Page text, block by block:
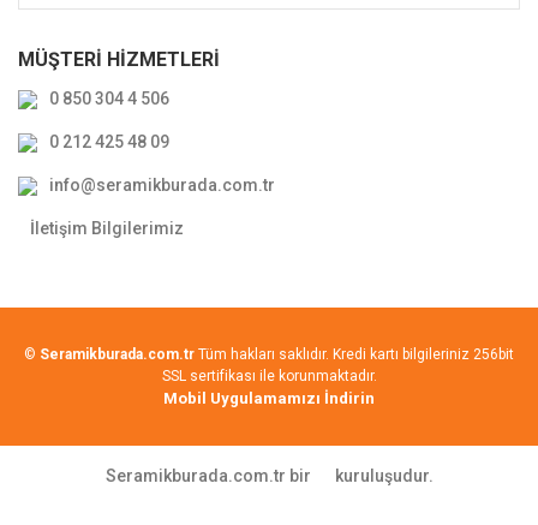
MÜŞTERİ HİZMETLERİ
0 850 304 4 506
0 212 425 48 09
info@seramikburada.com.tr
İletişim Bilgilerimiz
© Seramikburada.com.tr Tüm hakları saklıdır. Kredi kartı bilgileriniz 256bit
SSL sertifikası ile korunmaktadır.
Mobil Uygulamamızı İndirin
Seramikburada.com.tr bir kuruluşudur.